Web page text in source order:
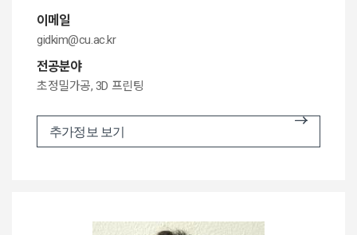
이메일
gidkim@cu.ac.kr
전공분야
초정밀가공, 3D 프린팅
추가정보 보기